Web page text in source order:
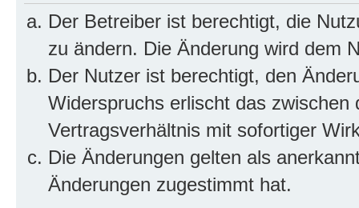
Der Betreiber ist berechtigt, die
zu ändern. Die Änderung wird dem
Der Nutzer ist berechtigt, den
Widerspruchs erlischt das
Vertragsverhältnis mit sofortiger
Die Änderungen gelten als
Änderungen zugestimmt hat.